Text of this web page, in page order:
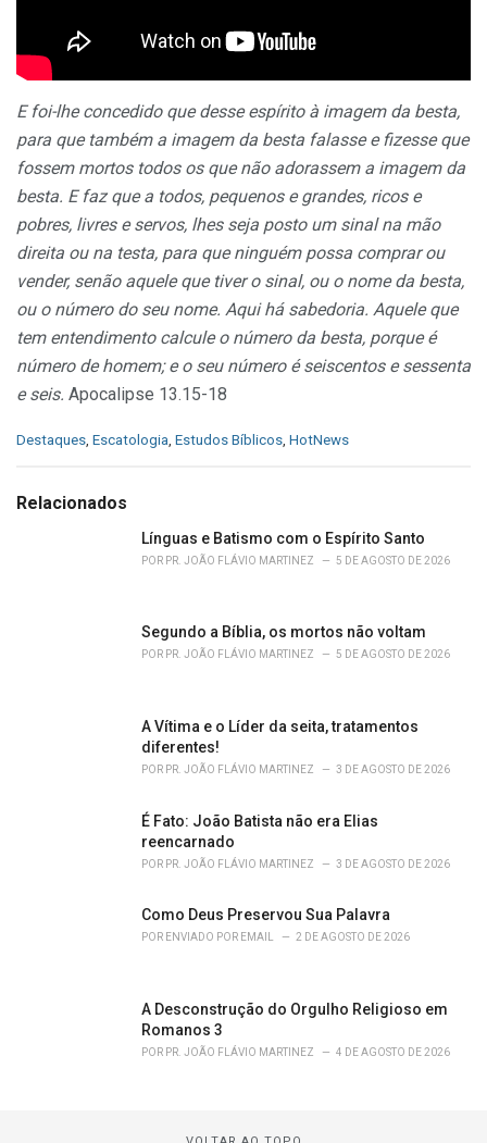
E foi-lhe concedido que desse espírito à imagem da besta,
para que também a imagem da besta falasse e fizesse que
fossem mortos todos os que não adorassem a imagem da
besta. E faz que a todos, pequenos e grandes, ricos e
pobres, livres e servos, lhes seja posto um sinal na mão
direita ou na testa, para que ninguém possa comprar ou
vender, senão aquele que tiver o sinal, ou o nome da besta,
ou o número do seu nome. Aqui há sabedoria. Aquele que
tem entendimento calcule o número da besta, porque é
número de homem; e o seu número é seiscentos e sessenta
e seis. Apocalipse 13.15-18
C
e
Destaques, Escatologia, Estudos Bíblicos, HotNews
Relacionados
Línguas e Batismo com o Espírito Santo
POR PR. JOÃO FLÁVIO MARTINEZ 5 DE AGOSTO DE 2026
Segundo a Bíblia, os mortos não voltam
POR PR. JOÃO FLÁVIO MARTINEZ 5 DE AGOSTO DE 2026
A Vítima e o Líder da seita, tratamentos
diferentes!
POR PR. JOÃO FLÁVIO MARTINEZ 3 DE AGOSTO DE 2026
É Fato: João Batista não era Elias
reencarnado
POR PR. JOÃO FLÁVIO MARTINEZ 3 DE AGOSTO DE 2026
Como Deus Preservou Sua Palavra
POR ENVIADO POR EMAIL 2 DE AGOSTO DE 2026
A Desconstrução do Orgulho Religioso em
Romanos 3
POR PR. JOÃO FLÁVIO MARTINEZ 4 DE AGOSTO DE 2026